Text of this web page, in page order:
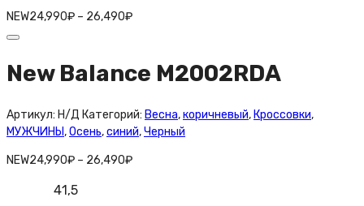
NEW24,990₽ – 26,490₽
New Balance M2002RDA
Артикул: Н/Д Категорий: Весна,коричневый, Кроссовки,
МУЖЧИНЫ ,Осень,синий,Черный
NEW24,990₽ – 26,490₽
41,5